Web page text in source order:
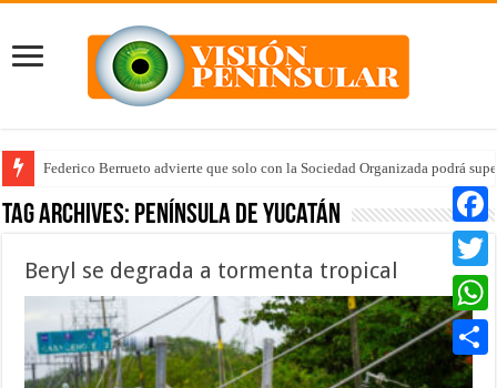
Federico Berrueto advierte que solo con la Sociedad Organizada podrá
Tag Archives: Península de Yucatán
Beryl se degrada a tormenta tropical Twitter